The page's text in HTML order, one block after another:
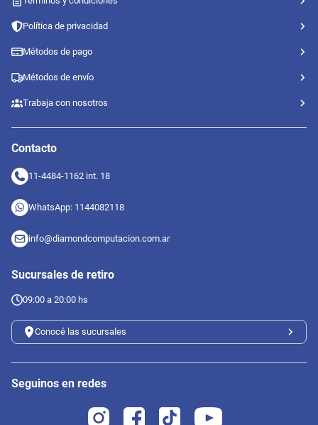
32 700
Precio s/Imp Nac.
En stock online
Agregar
Información
Preguntas frecuentes
Términos y condiciones
Política de privacidad
Métodos de envío